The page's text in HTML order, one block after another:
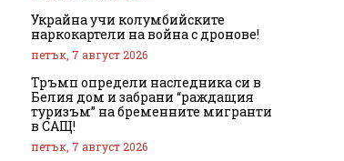
Украйна учи колумбийските
наркокартели на война с дронове!
петък, 7 август 2026
Тръмп определи наследника си в
Белия дом и забрани “раждащия
туризъм” на бременните мигранти
в САЩ!
петък, 7 август 2026